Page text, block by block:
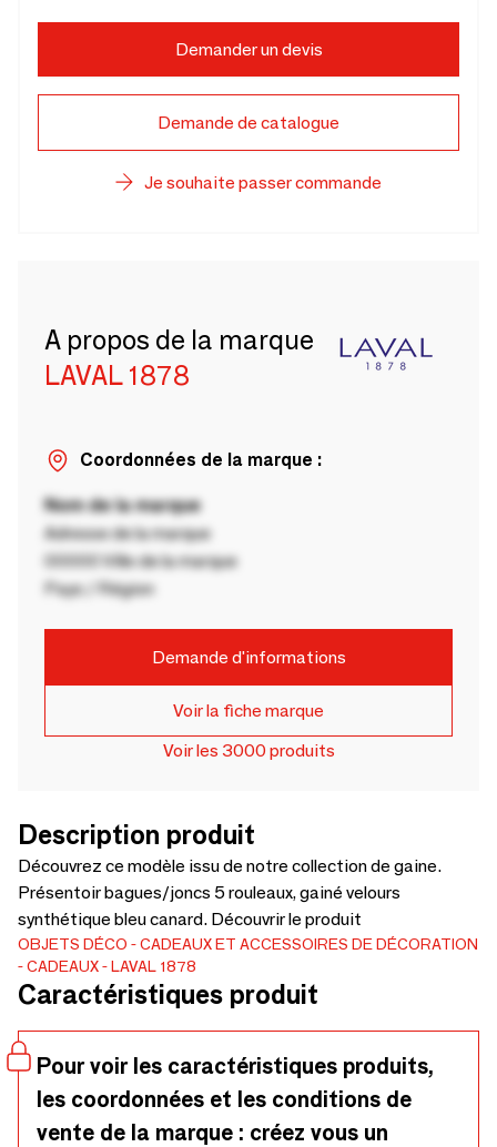
Demander un devis
Demande de catalogue
Je souhaite passer commande
A propos de la marque
LAVAL 1878
Coordonnées de la marque :
Nom de la marque
Adresse de la marque
00000 Ville de la marque
Pays / Région
Demande d'informations
Voir la fiche marque
Voir les 3000 produits
Description produit
Découvrez ce modèle issu de notre collection de gaine.
Présentoir bagues/joncs 5 rouleaux, gainé velours
synthétique bleu canard. Découvrir le produit
OBJETS DÉCO
CADEAUX ET ACCESSOIRES DE DÉCORATION
CADEAUX
LAVAL 1878
Caractéristiques produit
Pour voir les caractéristiques produits,
les coordonnées et les conditions de
vente de la marque : créez vous un